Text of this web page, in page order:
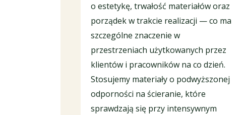
o estetykę, trwałość materiałów oraz
porządek w trakcie realizacji — co ma
szczególne znaczenie w
przestrzeniach użytkowanych przez
klientów i pracowników na co dzień.
Stosujemy materiały o podwyższonej
odporności na ścieranie, które
sprawdzają się przy intensywnym